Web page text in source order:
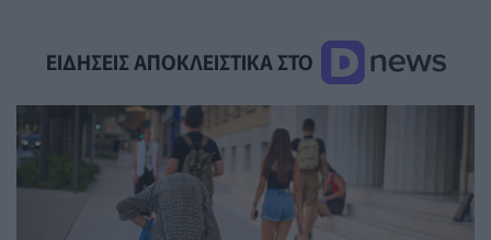
ΕΙΔΗΣΕΙΣ ΑΠΟΚΛΕΙΣΤΙΚΑ ΣΤΟ